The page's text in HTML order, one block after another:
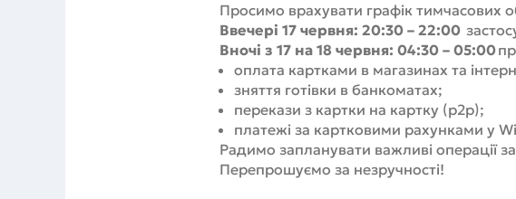
Просимо врахувати графік тимчасових
Ввечері 17 червня: 20:30 – 22:00
Вночі з 17 на 18 червня: 04:30 – 05:00
оплата картками в магазинах та
зняття готівки в банкоматах;
перекази з картки на картку (p2p);
платежі за картковими рахунками у
Радимо запланувати важливі операції
Перепрошуємо за незручності!